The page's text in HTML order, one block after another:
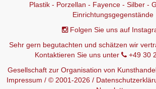
Plastik - Porzellan - Fayence - Silber -
Einrichtungsgegenstände
Folgen Sie uns auf
Sehr gern begutachten und schätzen wir
Kontaktieren Sie uns unter
+49 30
Gesellschaft zur Organisation von
Impressum / © 2001-2026 /